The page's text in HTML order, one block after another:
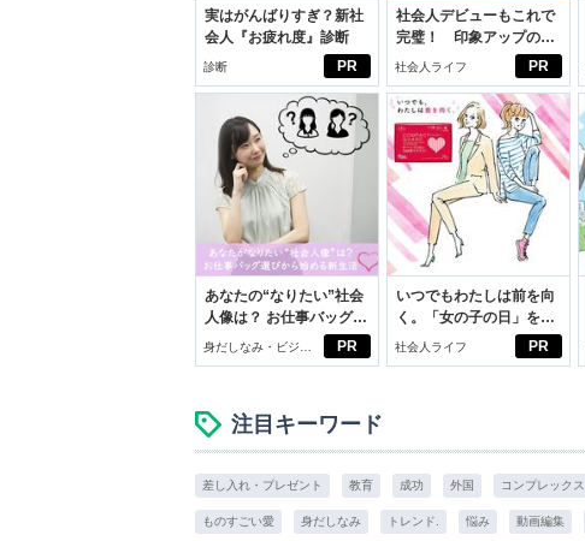
PR
実はがんばりすぎ？新社
会人『お疲れ度』診断
診断 PR
社会人デビューもこれで
完璧！ 印象アップのセ
ルフプロデュース術
社会人ライフ
PR
あなたの“なりたい”社会
人像は？ お仕事バッグ選
びから始める新生活
身だしなみ・ビジネ
スアイテム
PR
いつでもわたしは前を向
く。「女の子の日」を前
向きに♪社会人エリ・大
社会人ライフ
注目キーワード
差し入れ・プレゼント 教育 成功 外国 コンプレックス
ものすごい愛 身だしなみ トレンド. 悩み 動画編集